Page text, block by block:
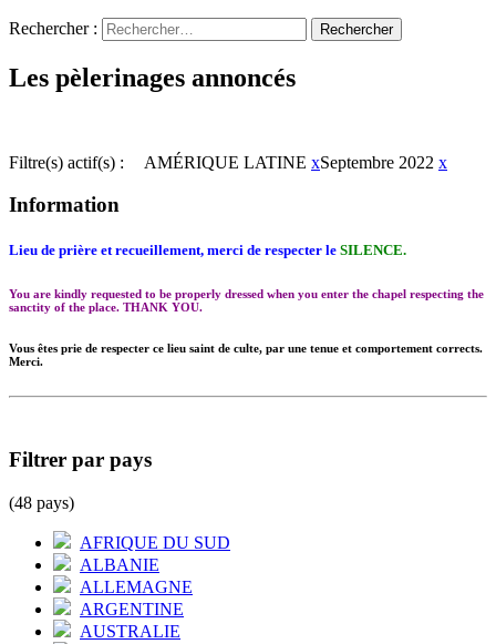
Rechercher :
Les pèlerinages annoncés
Filtre(s) actif(s) : AMÉRIQUE LATINE xSeptembre 2022 x
Information
Lieu de prière et recueillement, merci de respecter le SILENCE.
You are kindly requested to be properly dressed when you enter the chapel respecting the
sanctity of the place. THANK YOU.
Vous êtes prie de respecter ce lieu saint de culte, par une tenue et comportement corrects.
Merci.
Filtrer par pays
(48 pays)
AFRIQUE DU SUD
ALBANIE
ALLEMAGNE
ARGENTINE
AUSTRALIE